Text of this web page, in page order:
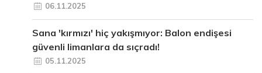
06.11.2025
Sana 'kırmızı' hiç yakışmıyor: Balon endişesi
güvenli limanlara da sıçradı!
05.11.2025